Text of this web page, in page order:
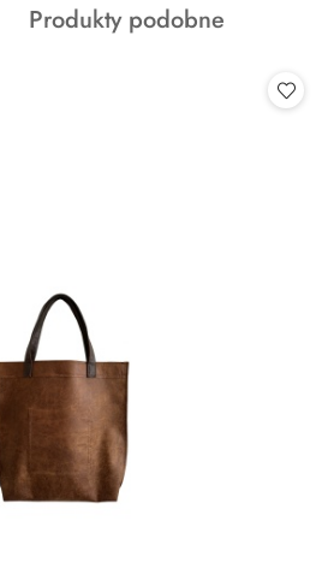
Produkty
Produkty podobne